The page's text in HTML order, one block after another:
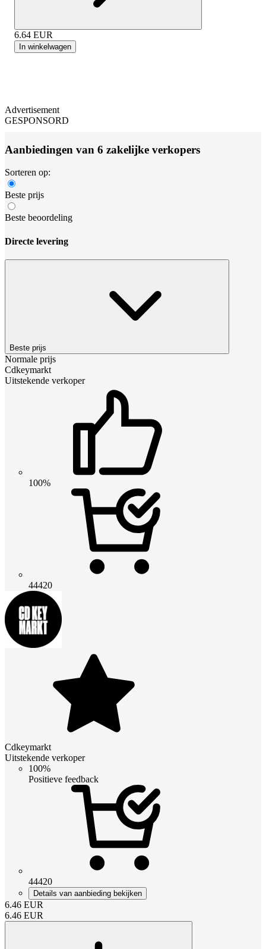
6.64 EUR
In winkelwagen
Advertisement
GESPONSORD
Aanbiedingen van 6 zakelijke verkopers
Sorteren op:
Beste prijs
Beste beoordeling
Directe levering
Beste prijs
Normale prijs
Cdkeymarkt
Uitstekende verkoper
100%
44420
Cdkeymarkt
Uitstekende verkoper
100%
Positieve feedback
44420
Details van aanbieding bekijken
6.46 EUR
6.46 EUR